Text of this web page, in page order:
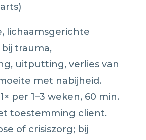
lichaamsgerichte
trauma,
uitputting, verlies van
met nabijheid.
per 1–3 weken, 60 min.
toestemming client.
of crisiszorg; bij